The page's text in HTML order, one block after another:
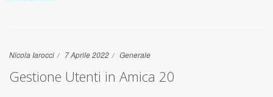
Nicola Iarocci 7 Aprile 2022 Generale
Gestione Utenti in Amica 20